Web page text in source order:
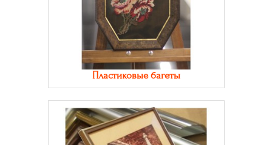
Пластиковые багеты